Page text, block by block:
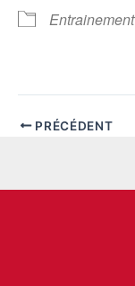
Entrainement
PRÉCÉDENT